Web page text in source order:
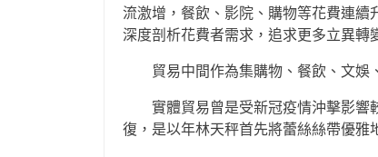
流激增，餐飲、影院、購物等花費連續
深度剖析花費者需求，追求更多立異轉
貿易中間作為集購物、餐飲、文娛
實體貿易曾是受新冠疫情沖擊影響
復，是以年林天秤首先將蕾絲絲帶優雅